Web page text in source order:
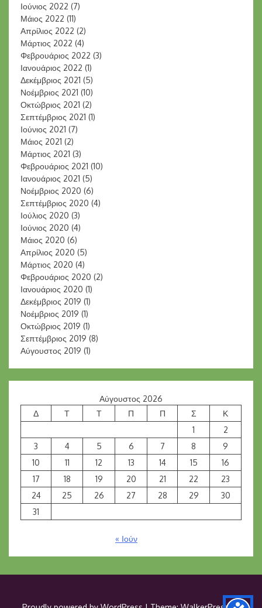
Ιούνιος 2022 (7)
Μάιος 2022 (11)
Απρίλιος 2022 (2)
Μάρτιος 2022 (4)
Φεβρουάριος 2022 (3)
Ιανουάριος 2022 (1)
Δεκέμβριος 2021 (5)
Νοέμβριος 2021 (10)
Οκτώβριος 2021 (2)
Σεπτέμβριος 2021 (1)
Ιούνιος 2021 (7)
Μάιος 2021 (2)
Μάρτιος 2021 (3)
Φεβρουάριος 2021 (10)
Ιανουάριος 2021 (5)
Νοέμβριος 2020 (6)
Σεπτέμβριος 2020 (4)
Ιούλιος 2020 (3)
Ιούνιος 2020 (4)
Μάιος 2020 (6)
Απρίλιος 2020 (5)
Μάρτιος 2020 (4)
Φεβρουάριος 2020 (2)
Ιανουάριος 2020 (1)
Δεκέμβριος 2019 (1)
Νοέμβριος 2019 (1)
Οκτώβριος 2019 (1)
Σεπτέμβριος 2019 (8)
Αύγουστος 2019 (1)
Αύγουστος 2026
Δ
Τ Τ Π Π Σ
Κ
1
2
3
4 5 6 7 8
9
10
11 12 13 14 15
16
17
18 19 20 21 22
23
24
25 26 27 28 29
30
31
« Ιούν